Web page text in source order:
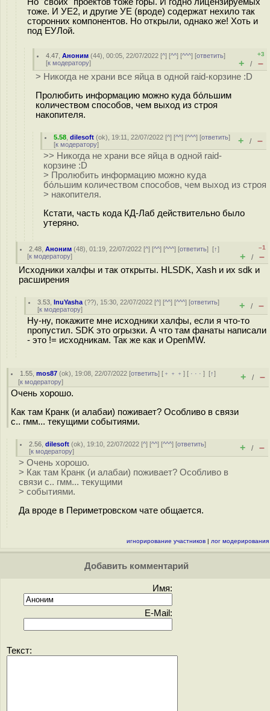
тоже. И УЕ2, и другие УЕ (вроде) содержат нехило так
сторонних компонентов. Но открыли, однако же! Хоть и
под ЕУЛой.
4.47 ,Аноним (44), 00:05, 22/07/2022 [^] [^^] [^^^] [ответить]
[к модератору]
+3
+ / –
> Никогда не храни все яйца в одной raid-корзине :D
Пролюбить информацию можно куда бо́льшим
количеством способов, чем выход из строя
накопителя.
5.58 ,dilesoft (ok), 19:11, 22/07/2022 [^] [^^] [^^^] [ответить]
[к модератору] + / –
>> Никогда не храни все яйца в одной raid-
корзине :D
> Пролюбить информацию можно куда
бо́льшим количеством способов, чем выход из строя
> накопителя.
Кстати, часть кода КД-Лаб действительно было
утеряно.
2.48 ,Аноним (48), 01:19, 22/07/2022 [^] [^^] [^^^] [ответить][↑]
[к модератору]
–1
+ / –
Исходники халфы и так открыты. HLSDK, Xash и их sdk и
расширения
3.53 ,InuYasha (??), 15:30, 22/07/2022 [^] [^^] [^^^] [ответить]
[к модератору] + / –
Ну-ну, покажите мне исходники халфы, если я что-то
пропустил. SDK это огрызки. А что там фанаты написали
- это != исходникам. Так же как и OpenMW.
1.55 ,mos87 (ok), 19:08, 22/07/2022 [ответить] [ ﹢﹢﹢] [ · · ·][↑]
[к модератору] + / –
Очень хорошо.
Как там Кранк (и алабаи) поживает? Особливо в связи
с.. гмм... текущими событиями.
2.56 ,dilesoft (ok), 19:10, 22/07/2022 [^] [^^] [^^^] [ответить]
[к модератору] + / –
> Очень хорошо.
> Как там Кранк (и алабаи) поживает? Особливо в
связи с.. гмм... текущими
> событиями.
Да вроде в Периметровском чате общается.
игнорирование участников | лог модерирования
Добавить комментарий
Имя:
E-Mail:
Текст: